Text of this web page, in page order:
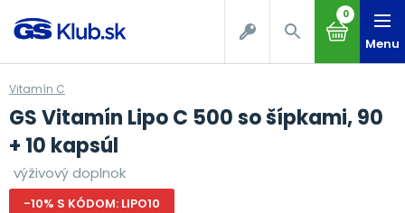
0
Menu
Vitamín C
GS Vitamín Lipo C 500 so šípkami, 90
+ 10 kapsúl
výživový doplnok
-10% S KÓDOM: LIPO10